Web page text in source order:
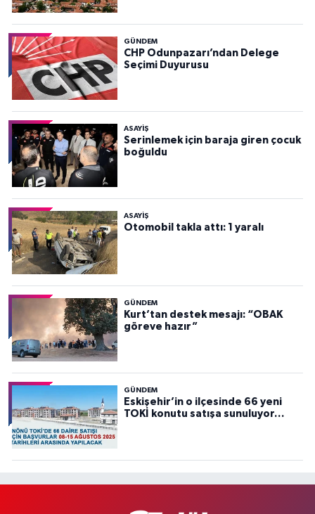
GÜNDEM
CHP Odunpazarı’ndan Delege
Seçimi Duyurusu
ASAYİŞ
Serinlemek için baraja giren çocuk
boğuldu
ASAYİŞ
Otomobil takla attı: 1 yaralı
GÜNDEM
Kurt’tan destek mesajı: “OBAK
göreve hazır”
GÜNDEM
Eskişehir’in o ilçesinde 66 yeni
TOKİ konutu satışa sunuluyor…